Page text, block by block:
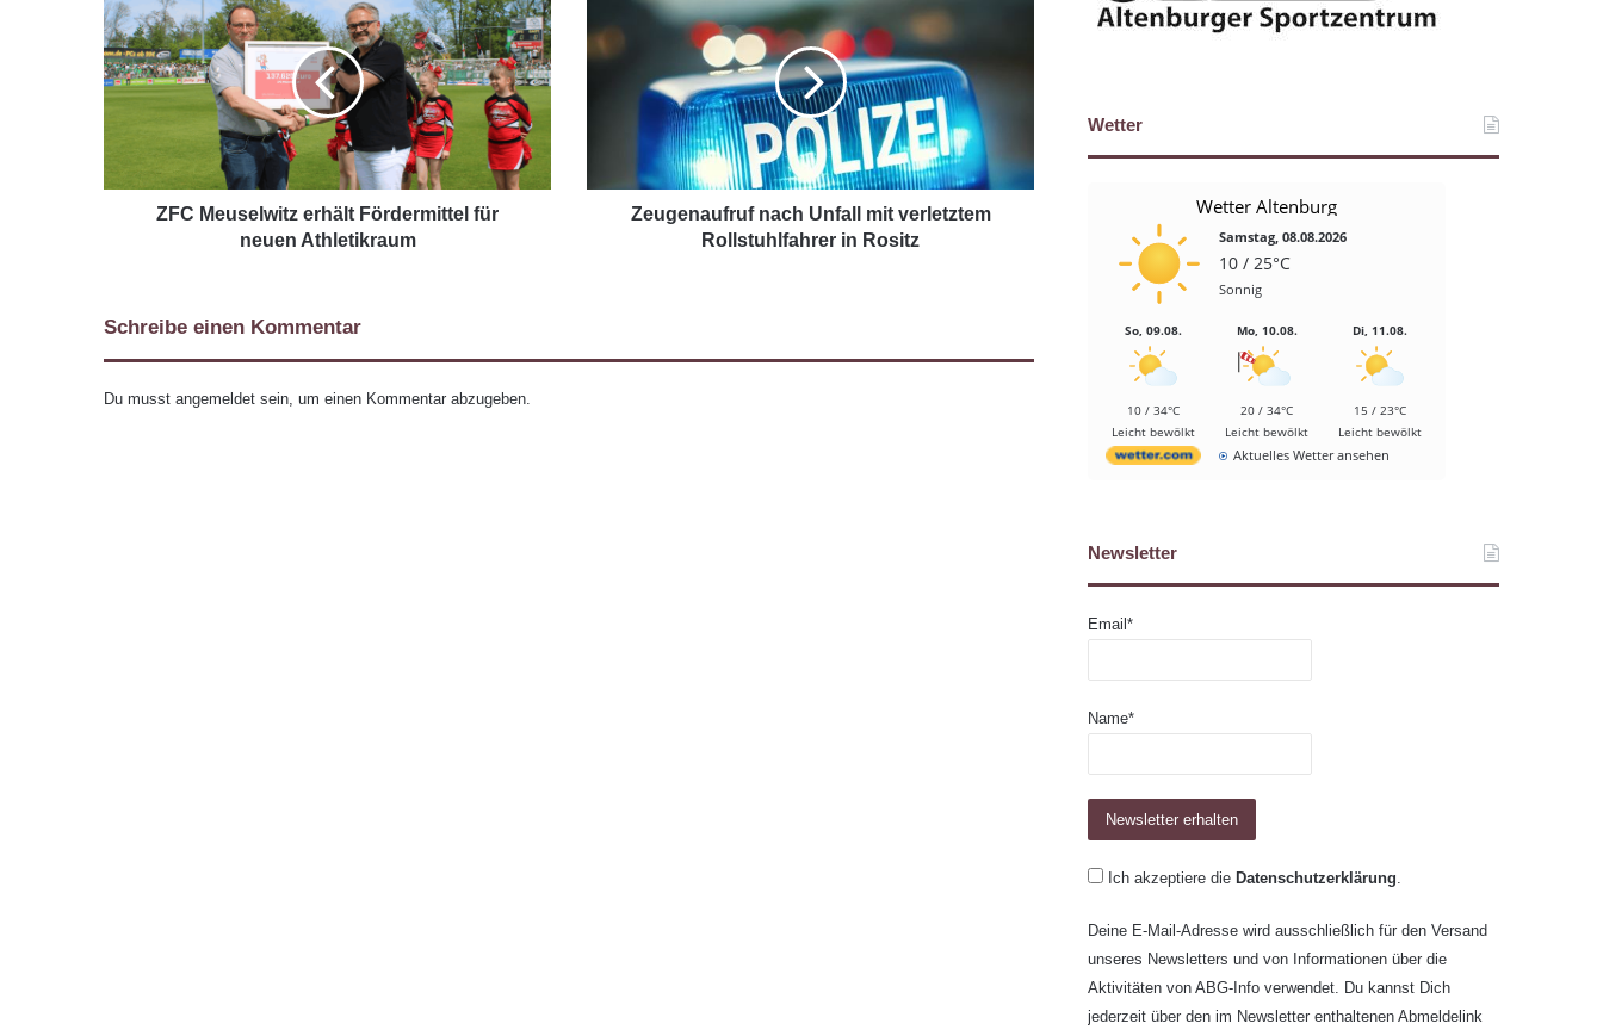
ZFC Meuselwitz erhält Fördermittel für
neuen Athletikraum
Zeugenaufruf nach Unfall mit verletztem
Rollstuhlfahrer in Rositz
Schreibe einen Kommentar
Du musst angemeldet sein, um einen Kommentar abzugeben.
Wetter
Wetter Altenburg
Samstag, 08.08.2026
10 / 25°C
Sonnig
So, 09.08.
10 / 34°C
Leicht bewölkt
Mo, 10.08.
20 / 34°C
Leicht bewölkt
Di, 11.08.
15 / 23°C
Leicht bewölkt
Aktuelles Wetter ansehen
Newsletter
Email*
Name*
Ich akzeptiere die Datenschutzerklärung.
Deine E-Mail-Adresse wird ausschließlich für den Versand
unseres Newsletters und von Informationen über die
Aktivitäten von ABG-Info verwendet. Du kannst Dich
jederzeit über den im Newsletter enthaltenen Abmeldelink